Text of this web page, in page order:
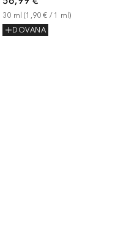
30 ml (1,90 € / 1 ml)
DOVANA